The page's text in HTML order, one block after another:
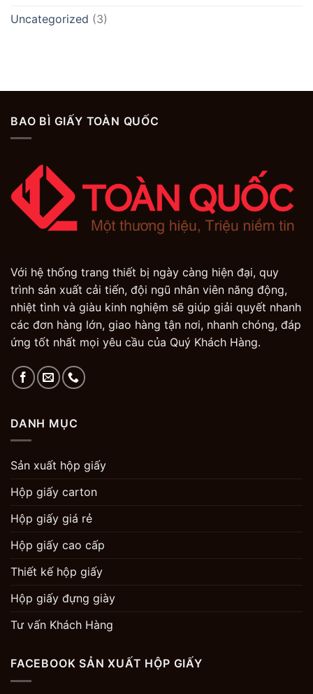
Uncategorized (3)
BAO BÌ GIẤY TOÀN QUỐC
Với hệ thống trang thiết bị ngày càng hiện đại, quy
trình sản xuất cải tiến, đội ngũ nhân viên năng động,
nhiệt tình và giàu kinh nghiệm sẽ giúp giải quyết nhanh
các đơn hàng lớn, giao hàng tận nơi, nhanh chóng, đáp
ứng tốt nhất mọi yêu cầu của Quý Khách Hàng.
DANH MỤC
Sản xuất hộp giấy
Hộp giấy carton
Hộp giấy giá rẻ
Hộp giấy cao cấp
Thiết kế hộp giấy
Hộp giấy đựng giày
Tư vấn Khách Hàng
FACEBOOK SẢN XUẤT HỘP GIẤY